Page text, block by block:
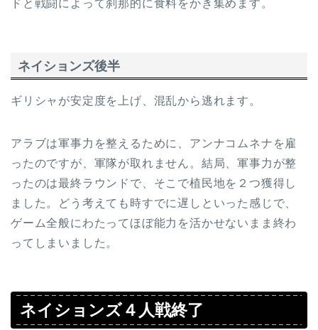
ドと戦闘によって刹那的に食料をかき集めます。
ネイションズ後半
ギリシャが安定度を上げ、混乱から逃れます。
アラブは軍事力を整えるために、アンナコムネナを雇
ったのですが、軍隊が取れません。結局、軍事力が整
ったのは最終ラウンドで、そこで植民地を２つ獲得し
ました。どう考えても時すでに遅しといった感じで、
ゲーム全般にわたってほぼ能力を活かせないまま終わ
ってしまいました。
ネイションズ４人戦終了